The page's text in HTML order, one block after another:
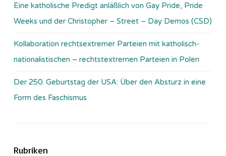
Eine katholische Predigt anläßlich von Gay Pride, Pride
Weeks und der Christopher – Street – Day Demos (CSD)
Kollaboration rechtsextremer Parteien mit katholisch-
nationalistischen – rechtstextremen Parteien in Polen
Der 250. Geburtstag der USA: Über den Absturz in eine
Form des Faschismus
Rubriken